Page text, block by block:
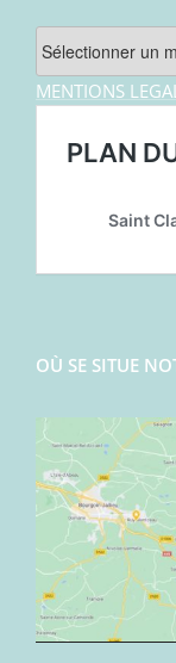
Archives
MENTIONS
OÙ SE SITUE